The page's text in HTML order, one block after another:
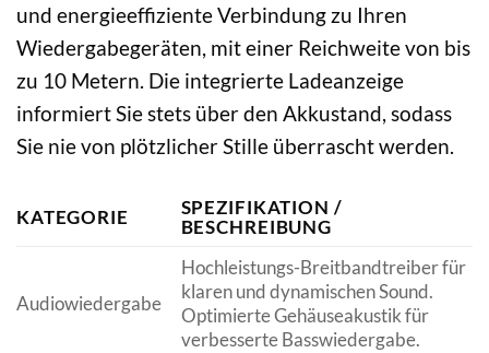
und energieeffiziente Verbindung zu Ihren
Wiedergabegeräten, mit einer Reichweite von bis
zu 10 Metern. Die integrierte Ladeanzeige
informiert Sie stets über den Akkustand, sodass
Sie nie von plötzlicher Stille überrascht werden.
KATEGORIE
SPEZIFIKATION /
BESCHREIBUNG
Audiowiedergabe
Hochleistungs-Breitbandtreiber für
klaren und dynamischen Sound.
Optimierte Gehäuseakustik für
verbesserte Basswiedergabe.